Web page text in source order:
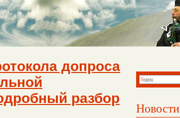
Новости
допроса
разбор